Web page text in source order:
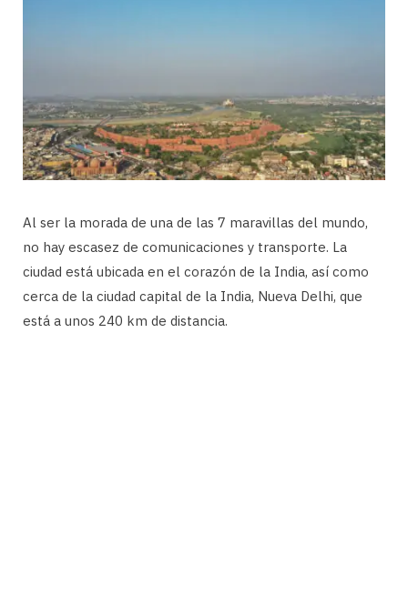
Al ser la morada de una de las 7 maravillas del mundo,
no hay escasez de comunicaciones y transporte. La
ciudad está ubicada en el corazón de la India, así como
cerca de la ciudad capital de la India, Nueva Delhi, que
está a unos 240 km de distancia.